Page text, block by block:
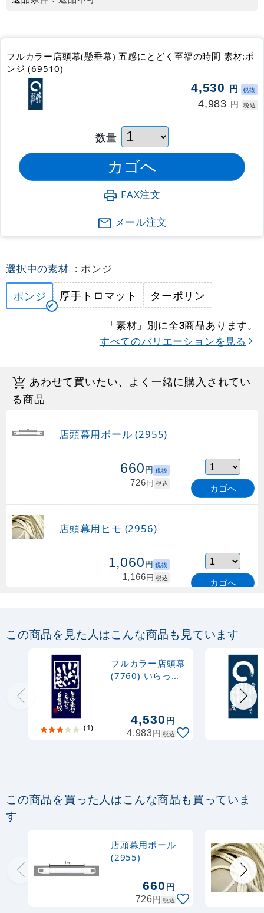
フルカラー店頭幕(懸垂幕) 五感にとどく至福の時間 素材:ポ
ンジ (69510)
4,530 円 税抜
4,983 円 税込
数量
FAX注文
メール注文
選択中の素材 : ポンジ
ポンジ 厚手トロマット ターポリン
「素材」別に全3商品あります。
すべてのバリエーションを見る
あわせて買いたい、よく一緒に購入されてい
る商品
店頭幕用ポール (2955)
660円 税抜
726円 税込 カゴへ
店頭幕用ヒモ (2956)
1,060円 税抜
1,166円 税込 カゴへ
1,000円 税抜
1,100 税込 カゴへ
この商品を見た人はこんな商品も見ています
(1)
フルカラー店頭幕
(7760) いらっし
4,530円
4,983円 税込
この商品を買った人はこんな商品も買っていま
す
店頭幕用ポール
(2955)
660円
726円 税込